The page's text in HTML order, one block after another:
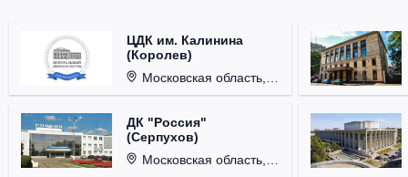
ЦДК им. Калинина
(Королев)
Московская область, г. Королёв, ул. Терешковой, д. 1.
ДК "Россия"
(Серпухов)
Московская область, г. Серпухов, ул. Советская, д. 90.